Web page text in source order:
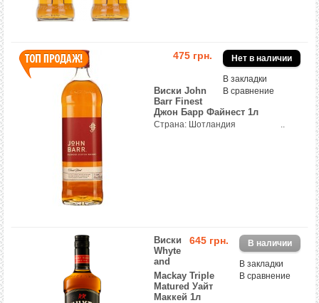
В закладки
В сравнение
475 грн.
Виски John
Barr Finest
Джон Барр Файнест 1л
Страна: Шотландия ..
В закладки
В сравнение
645 грн.
Виски
Whyte
and
Mackay Triple
Matured Уайт
Маккей 1л